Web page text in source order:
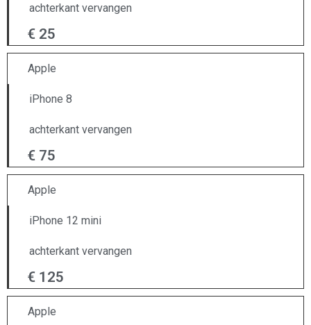
achterkant vervangen
€ 25
Apple
iPhone 8
achterkant vervangen
€ 75
Apple
iPhone 12 mini
achterkant vervangen
€ 125
Apple